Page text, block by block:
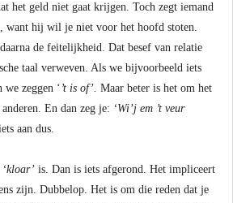
het geld niet gaat krijgen. Toch zegt iemand
, want hij wil je niet voor het hoofd stoten.
de feitelijkheid. Dat besef van relatie
taal verweven. Als we bijvoorbeeld iets
zeggen ‘ ’t is of’. Maar beter is het om het
En dan zeg je: ‘Wi’j em ’t veur
aan dus.
‘kloar’ is. Dan is iets afgerond. Het impliceert
zijn. Dubbelop. Het is om die reden dat je